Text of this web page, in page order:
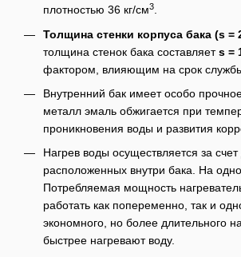
плотностью 36 кг/см3.
Толщина стенки корпуса бака (s =
толщина стенок бака составляетs =
фактором, влияющим на срок
Внутренний бак имеет особо
металл эмаль обжигается при
проникновения воды и развития
Нагрев воды осуществляется за
расположенных внутри бака. На
Потребляемая мощность
работать как попеременно, так и
экономного, но более длительного
быстрее нагревают воду.